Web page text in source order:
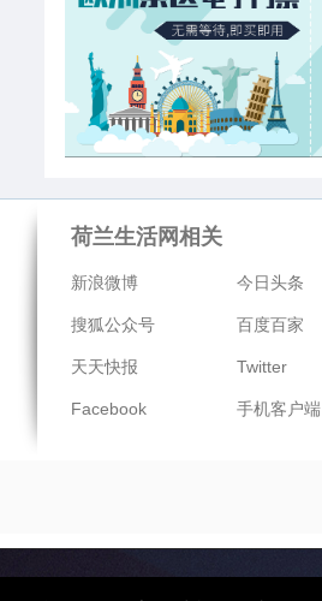
荷兰生活网相关
新浪微博 今日头条
搜狐公众号 百度百家
天天快报 Twitter
Facebook 手机客户端